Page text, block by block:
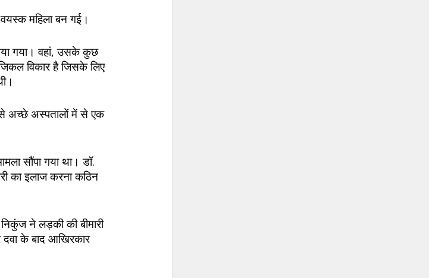
महिला बन गई।
गया। वहां, उसके कुछ
विकार है जिसके लिए
अच्छे अस्पतालों में से एक
सौंपा गया था। डॉ.
का इलाज करना कठिन
ने लड़की की बीमारी
दवा के बाद आखिरकार